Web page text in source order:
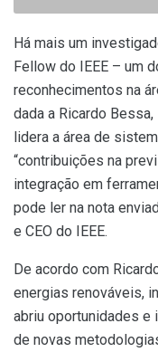
Há mais um
Fellow do IEEE – um
reconhecimentos na
dada a Ricardo
lidera a área de
“contribuições na
integração em
pode ler na nota
e CEO do IEEE.
De acordo com
energias renováveis,
abriu oportunidades
de novas